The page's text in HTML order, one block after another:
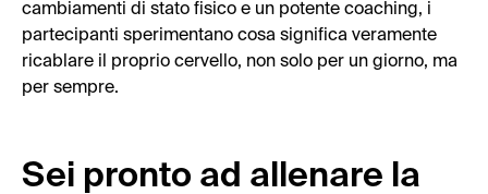
cambiamenti di stato fisico e un potente coaching, i
partecipanti sperimentano cosa significa veramente
ricablare il proprio cervello, non solo per un giorno, ma
per sempre.
Sei pronto ad allenare la